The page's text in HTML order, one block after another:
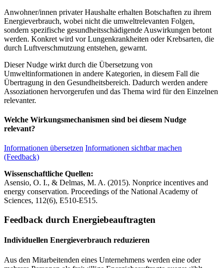
Anwohner/innen privater Haushalte erhalten Botschaften zu ihrem
Energieverbrauch, wobei nicht die umweltrelevanten Folgen,
sondern spezifische gesundheitsschädigende Auswirkungen betont
werden. Konkret wird vor Lungenkrankheiten oder Krebsarten, die
durch Luftverschmutzung entstehen, gewarnt.
Dieser Nudge wirkt durch die Übersetzung von
Umweltinformationen in andere Kategorien, in diesem Fall die
Übertragung in den Gesundheitsbereich. Dadurch werden andere
Assoziationen hervorgerufen und das Thema wird für den Einzelnen
relevanter.
Welche Wirkungsmechanismen sind bei diesem Nudge
relevant?
Informationen übersetzen Informationen sichtbar machen
(Feedback)
Wissenschaftliche Quellen:
Asensio, O. I., & Delmas, M. A. (2015). Nonprice incentives and
energy conservation. Proceedings of the National Academy of
Sciences, 112(6), E510-E515.
Feedback durch Energiebeauftragten
Individuellen Energieverbrauch reduzieren
Aus den Mitarbeitenden eines Unternehmens werden eine oder